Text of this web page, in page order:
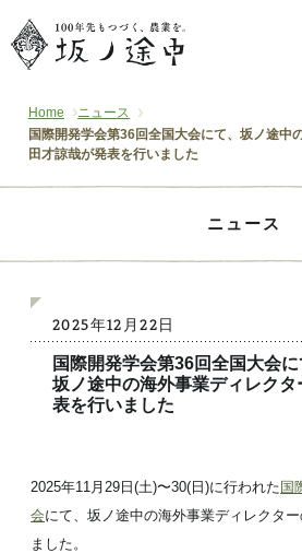
Home
ニュース
国際開発学会第36回全国大会にて、坂ノ途中
田才諒哉が発表を行いました
ニュース
2025年12月22日
国際開発学会第36回全国大会に
坂ノ途中の海外事業ディレク
表を行いました
2025年11月29日(土)〜30(日)に行われた 国
会にて、坂ノ途中の海外事業ディレクタ
ました。